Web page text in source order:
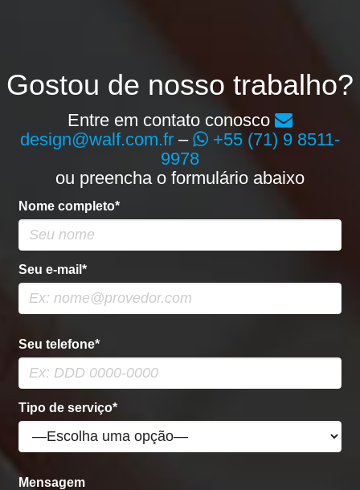
Gostou de nosso trabalho?
Entre em contato conosco
design@walf.com.fr –
+55 (71) 9 8511-
9978
ou preencha o formulário abaixo
Nome completo*
Seu e-mail*
Seu telefone*
Tipo de serviço*
Mensagem